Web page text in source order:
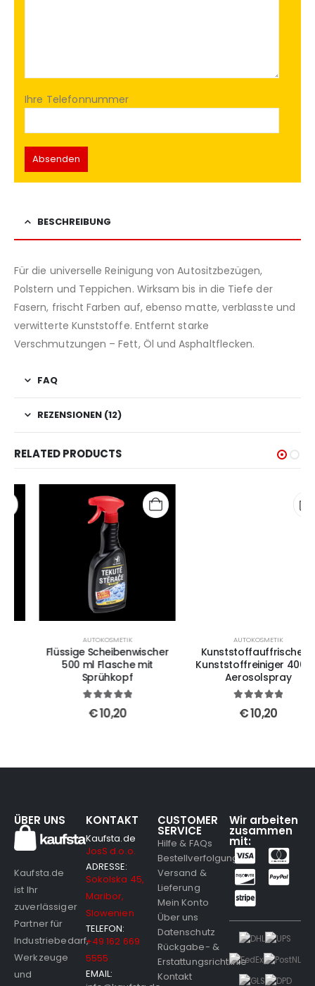
Ihre Telefonnummer
BESCHREIBUNG
Für die universelle Reinigung von Autositzbezügen,
Polstern und Teppichen. Wirksam bis in die Tiefe der
Fasern, frischt Farben auf, ebenso matte, verblasste und
verwitterte Kunststoffe. Entfernt starke
Verschmutzungen – Fett, Öl und Asphaltflecken.
FAQ
REZENSIONEN (12)
RELATED PRODUCTS
AUTOKOSMETIK
Flüssige Scheibenwischer
500 ml Flasche mit
Sprühkopf
out of 5
10,20
AUTOKOSMETIK
Kunststoffauffrischer –
Kunststoffreiniger 400 ml
Aerosolspray
out of 5
10,20
ÜBER UNS
Kaufsta.de
ist Ihr
zuverlässiger
Partner für
Industriebedarf,
Werkzeuge
und
KONTAKT
Kaufsta.de
JosS d.o.o.
ADRESSE:
Sokolska 45,
Maribor,
Slowenien
TELEFON:
+49 162 669
5555
EMAIL:
CUSTOMER
SERVICE
Hilfe & FAQs
Bestellverfolgung
Versand &
Lieferung
Mein Konto
Über uns
Datenschutz
Rückgabe- &
Erstattungsrichtlinie
Kontakt
Wir arbeiten
zusammen
mit: